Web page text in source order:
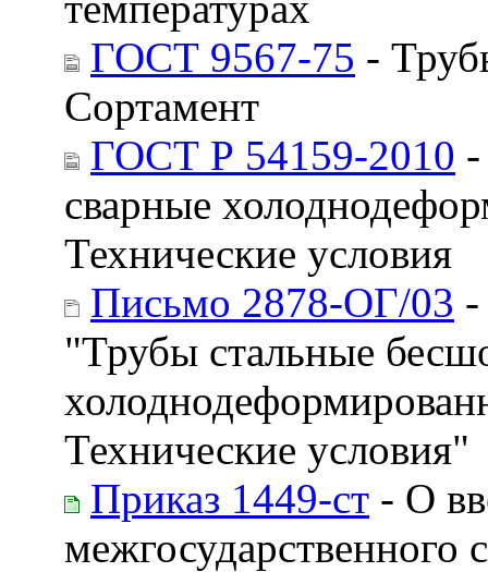
ГОСТ 9567-75 -
Сортамент
ГОСТ Р 54159-2010
сварные
Технические условия
Письмо 2878-ОГ/03
"Трубы стальные
Технические условия"
Приказ 1449-ст - О
межгосударственного